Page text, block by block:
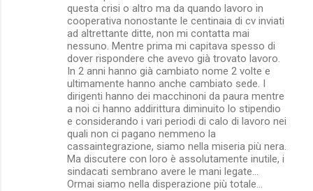
questa crisi o altro ma da quando lavoro in
cooperativa nonostante le centinaia di cv inviati
ad altrettante ditte, non mi contatta mai
nessuno. Mentre prima mi capitava spesso di
dover rispondere che avevo già trovato lavoro.
In 2 anni hanno già cambiato nome 2 volte e
ultimamente hanno anche cambiato sede. I
dirigenti hanno dei macchinoni da paura mentre
a noi ci hanno addirittura diminuito lo stipendio
e considerando i vari periodi di calo di lavoro nei
quali non ci pagano nemmeno la
cassaintegrazione, siamo nella miseria più nera.
Ma discutere con loro è assolutamente inutile, i
sindacati sembrano avere le mani legate...
Ormai siamo nella disperazione più totale...